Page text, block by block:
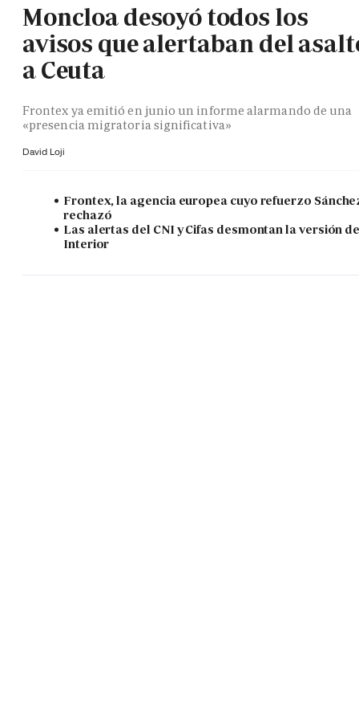
Moncloa desoyó todos los
avisos que alertaban del
a Ceuta
Frontex ya emitió en junio un informe alarmando de una
«presencia migratoria significativa»
David Loji
Frontex, la agencia europea cuyo refuerzo
rechazó
Las alertas del CNI y Cifas desmontan la versión
Interior